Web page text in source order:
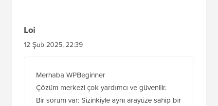
Loi
12 Şub 2025, 22:39
Merhaba WPBeginner
Çözüm merkezi çok yardımcı ve güvenilir.
Bir sorum var: Sizinkiyle aynı arayüze sahip bir